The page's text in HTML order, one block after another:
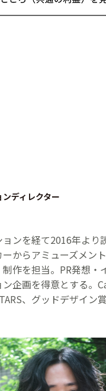
ディレクター
ンを経て2016年より
からアミューズメン
作を担当。PR発想・
企画を得意とする。
、グッドデザイン